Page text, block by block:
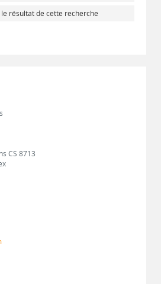
résultat de cette recherche
CS 8713